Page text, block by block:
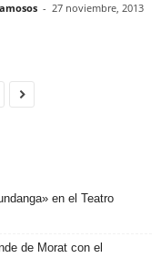
- 27 noviembre, 2013
en el Teatro
de Morat con el